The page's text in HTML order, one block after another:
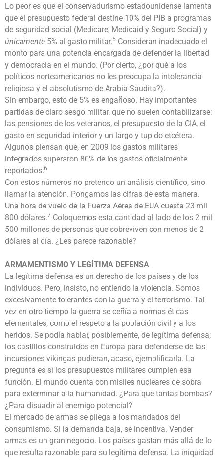
Lo peor es que el conservadurismo estadounidense lamenta
que el presupuesto federal destine 10% del PIB a programas
de seguridad social (Medicare, Medicaid y Seguro Social) y
únicamente 5% al gasto militar.5 Consideran inadecuado el
monto para una potencia encargada de defender la libertad
y democracia en el mundo. (Por cierto, ¿por qué a los
políticos norteamericanos no les preocupa la intolerancia
religiosa y el absolutismo de Arabia Saudita?).
Sin embargo, esto de 5% es engañoso. Hay importantes
partidas de claro sesgo militar, que no suelen contabilizarse:
las pensiones de los veteranos, el presupuesto de la CIA, el
gasto en seguridad interior y un largo y tupido etcétera.
Algunos piensan que, en 2009 los gastos militares
integrados superaron 80% de los gastos oficialmente
reportados.6
Con estos números no pretendo un análisis científico, sino
llamar la atención. Pongamos las cifras de esta manera.
Una hora de vuelo de la Fuerza Aérea de EUA cuesta 23 mil
800 dólares.7 Coloquemos esta cantidad al lado de los 2 mil
500 millones de personas que sobreviven con menos de 2
dólares al día. ¿Les parece razonable?
ARMAMENTISMO Y LEGÍTIMA DEFENSA
La legítima defensa es un derecho de los países y de los
individuos. Pero, insisto, no entiendo la violencia. Somos
excesivamente tolerantes con la guerra y el terrorismo. Tal
vez en otro tiempo la guerra se ceñía a normas éticas
elementales, como el respeto a la población civil y a los
heridos. Se podía hablar, posiblemente, de legítima defensa;
los castillos construidos en Europa para defenderse de las
incursiones vikingas pudieran, acaso, ejemplificarla. La
pregunta es si los presupuestos militares cumplen esa
función. El mundo cuenta con misiles nucleares de sobra
para exterminar a la humanidad. ¿Para qué tantas bombas?
¿Para disuadir al enemigo potencial?
El mercado de armas se pliega a los mandados del
consumismo. Si la demanda baja, se incentiva. Vender
armas es un gran negocio. Los países gastan más allá de lo
que resulta razonable para su legítima defensa. La iniquidad